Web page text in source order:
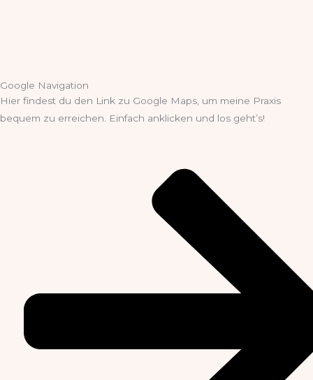
Google Navigation
Hier findest du den Link zu Google Maps, um meine Praxis
bequem zu erreichen. Einfach anklicken und los geht’s!